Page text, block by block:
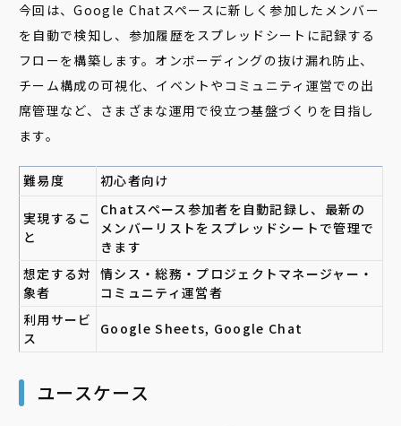
今回は、Google Chatスペースに新しく参加したメンバー
を自動で検知し、参加履歴をスプレッドシートに記録する
フローを構築します。オンボーディングの抜け漏れ防止、
チーム構成の可視化、イベントやコミュニティ運営での出
席管理など、さまざまな運用で役立つ基盤づくりを目指し
ます。
難易度 初心者向け
実現するこ
と
Chatスペース参加者を自動記録し、最新の
メンバーリストをスプレッドシートで管理で
きます
想定する対
象者
情シス・総務・プロジェクトマネージャー・
コミュニティ運営者
利用サービ
ス
GoogleSheets, Google Chat
ユースケース